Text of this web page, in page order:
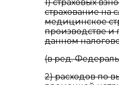
1) страховых
страхование на
медицинское
производстве и
данном
(в ред.
2) расходов по